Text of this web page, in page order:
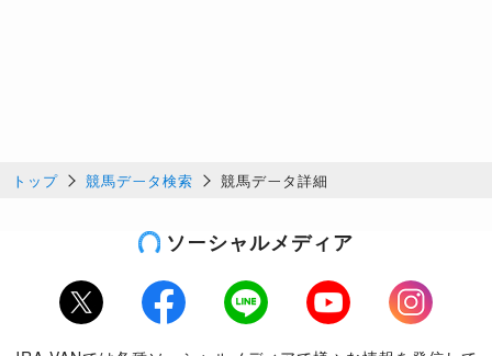
トップ 競馬データ検索 競馬データ詳細
ソーシャルメディア
Twitter Facebook LINE Youtube
Instagram